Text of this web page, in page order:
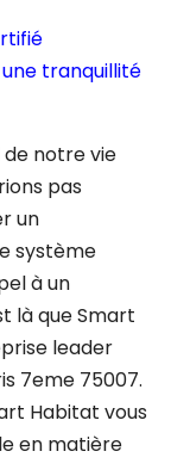
tranquillité
notre vie
pas
un
système
à un
là que Smart
leader
7eme 75007.
Habitat vous
en matière